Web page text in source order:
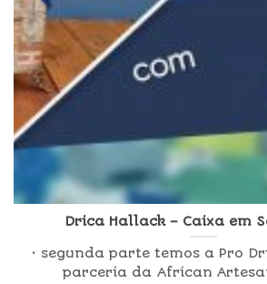
Drica Hallack – Caixa em
• segunda parte temos a Pro
parceria da African